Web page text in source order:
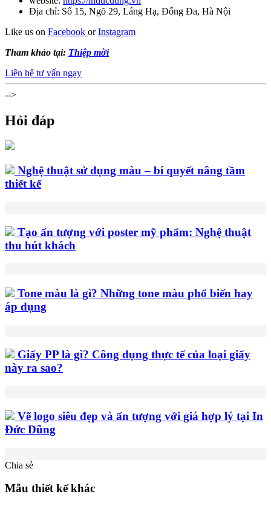
Địa chỉ: Số 15, Ngõ 29, Láng Hạ, Đống Đa, Hà Nội
Like us on Facebook orInstagram
Tham khảo tại: Thiệp mời
Liên hệ tư vấn ngay
-->
Hỏi đáp
Nghệ thuật sử dụng màu – bí quyết nâng tầm
thiết kế
Tạo ấn tượng với poster mỹ phẩm: Nghệ thuật
thu hút khách
Tone màu là gì? Những tone màu phổ biến hay
áp dụng
Giấy PP là gì? Công dụng thực tế của loại giấy
này ra sao?
Vẽ logo siêu đẹp và ấn tượng với giá hợp lý tại In
Đức Dũng
Chia sẻ
Mẫu thiết kếkhác